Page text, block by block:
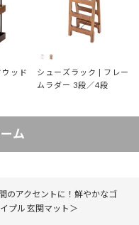
ッド
シューズラック | フレー
ムラダー 3段／4段
ム
のアクセントに！鮮やかなゴ
プル 玄関マット＞